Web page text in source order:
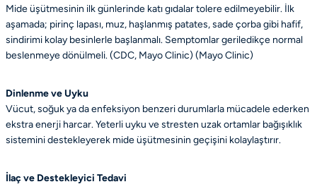
Mide üşütmesinin ilk günlerinde katı gıdalar tolere edilmeyebilir. İlk
aşamada; pirinç lapası, muz, haşlanmış patates, sade çorba gibi hafif,
sindirimi kolay besinlerle başlanmalı. Semptomlar geriledikçe normal
beslenmeye dönülmeli. (CDC, Mayo Clinic) (Mayo Clinic)
Dinlenme ve Uyku
Vücut, soğuk ya da enfeksiyon benzeri durumlarla mücadele ederken
ekstra enerji harcar. Yeterli uyku ve stresten uzak ortamlar bağışıklık
sistemini destekleyerek mide üşütmesinin geçişini kolaylaştırır.
İlaç ve Destekleyici Tedavi